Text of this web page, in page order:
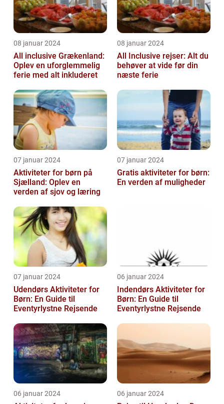
08 januar 2024
All inclusive Grækenland:
Oplev en uforglemmelig
ferie med alt inkluderet
08 januar 2024
All Inclusive rejser: Alt du
behøver at vide før din
næste ferie
07 januar 2024
Aktiviteter for børn på
Sjælland: Oplev en
verden af sjov og læring
07 januar 2024
Gratis aktiviteter for børn:
En verden af muligheder
07 januar 2024
Udendørs Aktiviteter for
Børn: En Guide til
Eventyrlystne Rejsende
06 januar 2024
Indendørs Aktiviteter for
Børn: En Guide til
Eventyrlystne Rejsende
06 januar 2024 06 januar 2024